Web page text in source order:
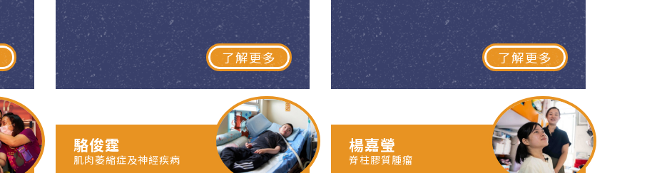
了解更多 了解更多
駱俊霆
肌肉萎縮症及神經疾病
楊嘉瑩
脊柱膠質腫瘤